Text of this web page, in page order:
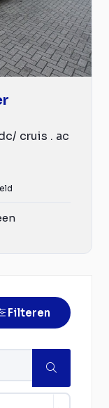
cruis . ac
Filteren